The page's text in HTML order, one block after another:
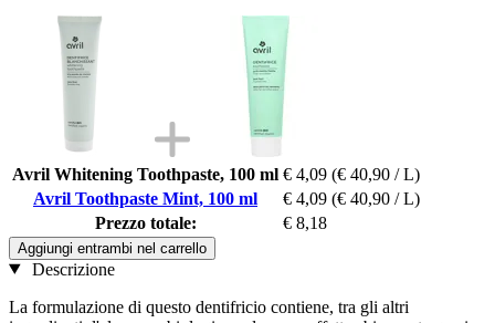
Avril Whitening Toothpaste, 100 ml € 4,09 (€ 40,90 / L)
Avril Toothpaste Mint, 100 ml
€ 4,09 (€ 40,90 / L)
Prezzo totale:
€ 8,18
Aggiungi entrambi nel carrello
Descrizione
La formulazione di questo dentifricio contiene, tra gli altri